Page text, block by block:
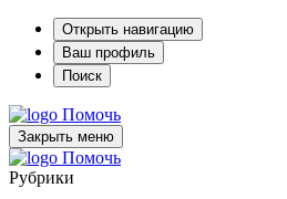
Открыть навигацию
Ваш профиль
Поиск
Помочь
Закрыть меню
Помочь
Рубрики